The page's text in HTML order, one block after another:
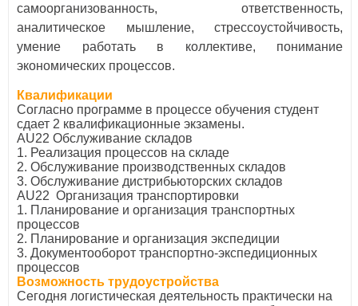
самоорганизованность, ответственность,
аналитическое мышление, стрессоустойчивость,
умение работать в коллективе, понимание
экономических процессов.
Квалификации
Согласно программе в процессе обучения студент
сдает 2 квалификационные экзамены.
AU22 Обслуживание складов
1. Реализация процессов на складе
2. Обслуживание производственных складов
3. Обслуживание дистрибьюторских складов
AU22 Организация транспортировки
1. Планирование и организация транспортных
процессов
2. Планирование и организация экспедиции
3. Документооборот транспортно-экспедиционных
процессов
Возможность трудоустройства
Сегодня логистическая деятельность практически на